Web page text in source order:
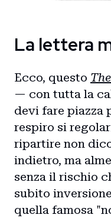
La lettera
Ecco, questo
— con tutta la
devi fare piazza
respiro si
ripartire non
indietro, ma
senza il rischio
subito
quella famosa